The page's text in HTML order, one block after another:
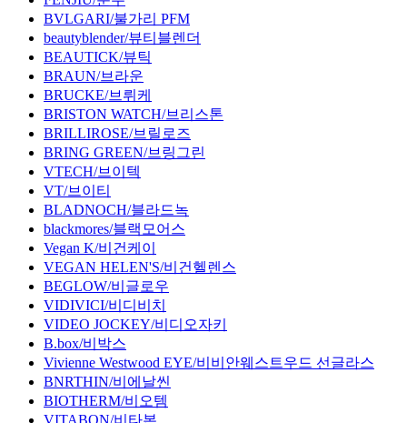
BVLGARI/불가리 PFM
beautyblender/뷰티블렌더
BEAUTICK/뷰틱
BRAUN/브라운
BRUCKE/브뤼케
BRISTON WATCH/브리스톤
BRILLIROSE/브릴로즈
BRING GREEN/브링그린
VTECH/브이텍
VT/브이티
BLADNOCH/블라드녹
blackmores/블랙모어스
Vegan K/비건케이
VEGAN HELEN'S/비건헬렌스
BEGLOW/비글로우
VIDIVICI/비디비치
VIDEO JOCKEY/비디오자키
B.box/비박스
Vivienne Westwood EYE/비비안웨스트우드 선글라스
BNRTHIN/비에날씬
BIOTHERM/비오템